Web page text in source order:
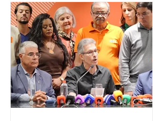
Amostra de Domicílio (PNAD Contínua),
do Serviço Brasileiro de Apoio às Micro
e Pequenas Empresas (Sebrae),
realizado a partir de dados do Instituto
Brasileiro de Geografia e Estatística
(IBGE). O estudo do Sebrae mostra que,
no quarto trimestre de 2025, os
empreendedores 60+ formalizados
atingiram o maior rendime